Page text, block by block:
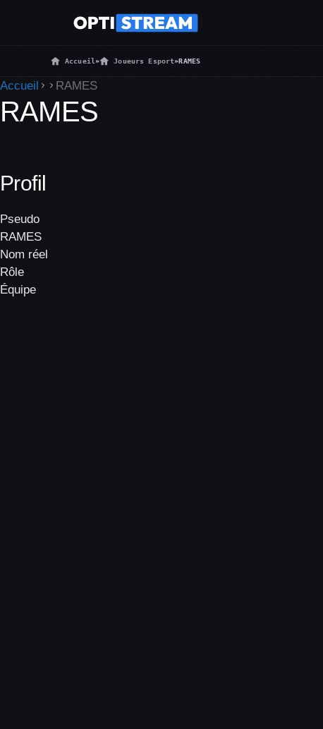
Accueil » Joueurs Esport»RAMES
Accueil RAMES
RAMES
Profil
Pseudo
RAMES
Nom réel
Rôle
Équipe